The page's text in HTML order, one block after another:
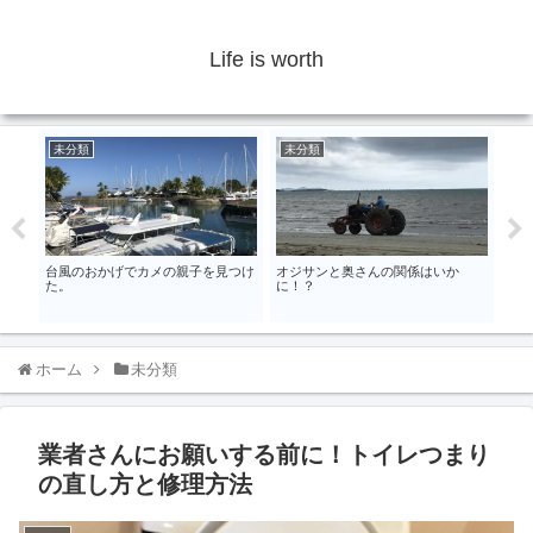
Life is worth
未分類
台風のおかげでカメの親子を見つけ
た。
未分類
オジサンと奥さんの関係はいか
に！？
ホーム 未分類
業者さんにお願いする前に！トイレつまり
の直し方と修理方法